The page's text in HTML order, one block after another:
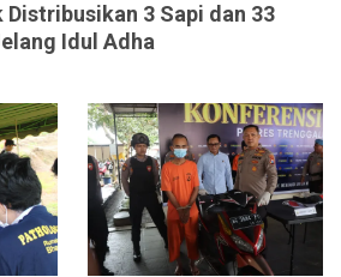
3 Sapi dan 33
Idul Adha